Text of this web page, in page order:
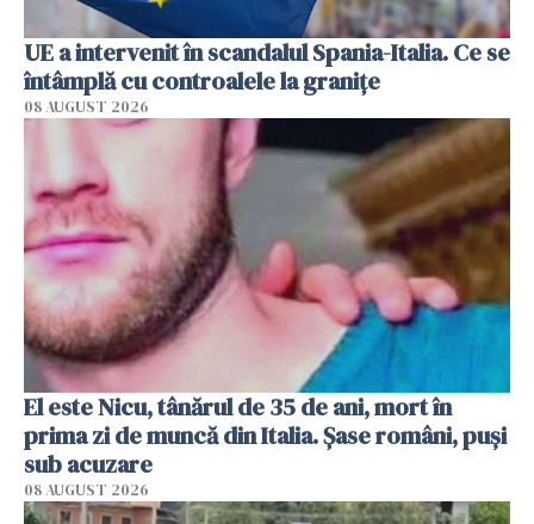
UE a intervenit în scandalul Spania-Italia. Ce se
întâmplă cu controalele la granițe
08 AUGUST 2026
El este Nicu, tânărul de 35 de ani, mort în
prima zi de muncă din Italia. Șase români, puși
sub acuzare
08 AUGUST 2026